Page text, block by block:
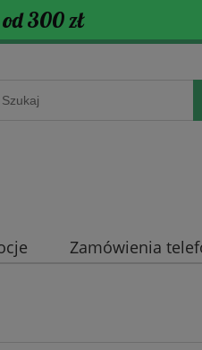
300 zł
Zamówienia